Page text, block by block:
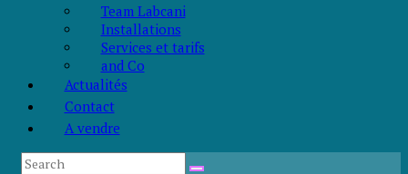
Team Labcani
Installations
Services et tarifs
and Co
Actualités
Contact
A vendre